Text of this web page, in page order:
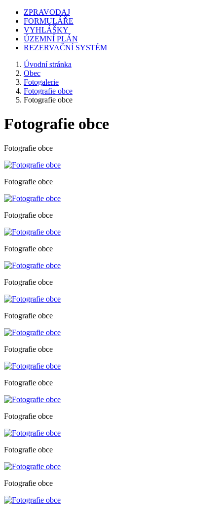
ZPRAVODAJ
FORMULÁŘE
VYHLÁŠKY
ÚZEMNÍ PLÁN
REZERVAČNÍ SYSTÉM
Úvodní stránka
Obec
Fotogalerie
Fotografie obce
Fotografie obce
Fotografie obce
Fotografie obce
Fotografie obce
Fotografie obce
Fotografie obce
Fotografie obce
Fotografie obce
Fotografie obce
Fotografie obce
Fotografie obce
Fotografie obce
Fotografie obce